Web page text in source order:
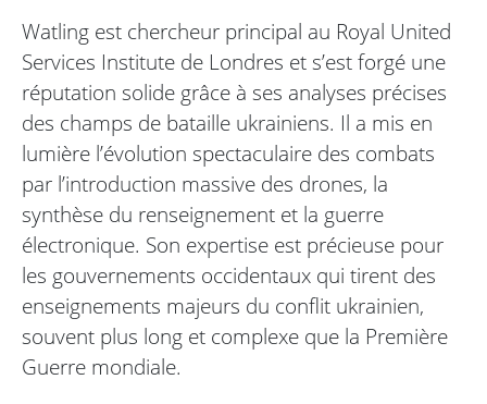
Watling est chercheur principal au Royal United
Services Institute de Londres et s’est forgé une
réputation solide grâce à ses analyses précises
des champs de bataille ukrainiens. Il a mis en
lumière l’évolution spectaculaire des combats
par l’introduction massive des drones, la
synthèse du renseignement et la guerre
électronique. Son expertise est précieuse pour
les gouvernements occidentaux qui tirent des
enseignements majeurs du conflit ukrainien,
souvent plus long et complexe que la Première
Guerre mondiale.